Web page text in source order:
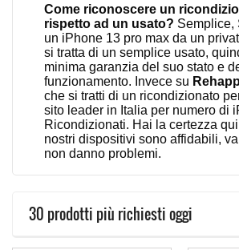
Come riconoscere un
rispetto ad un usato? Semplice,
un iPhone 13 pro max da un
si tratta di un semplice usato,
minima garanzia del suo stato e
funzionamento. Invece su
che si tratti di un ricondizionato
sito leader in Italia per numero di
Ricondizionati. Hai la certezza
nostri dispositivi sono affidabili,
non danno problemi.
30 prodotti più richiesti oggi